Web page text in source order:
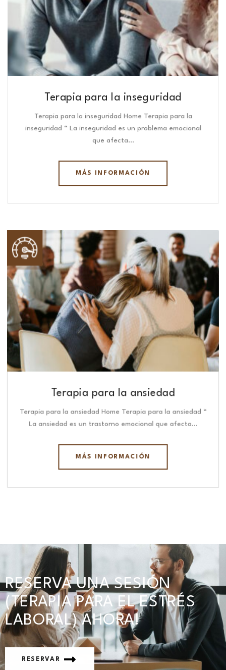
Terapia para la inseguridad
Terapia para la inseguridad Home Terapia para la
inseguridad “ La inseguridad es un problema emocional
que afecta…
MÁS INFORMACIÓN
Terapia para la ansiedad
Terapia para la ansiedad Home Terapia para la ansiedad “
La ansiedad es un trastorno emocional que afecta…
MÁS INFORMACIÓN
RESERVA UNA SESIÓN
(TERAPIA PARA EL ESTRÉS
LABORAL) AHORA!
RESERVAR